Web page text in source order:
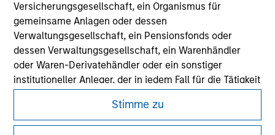
Versicherungsgesellschaft, ein Organismus für
gemeinsame Anlagen oder dessen
Verwaltungsgesellschaft, ein Pensionsfonds oder
dessen Verwaltungsgesellschaft, ein Warenhändler
oder Waren-Derivatehändler oder ein sonstiger
institutioneller Anleger, der in jedem Fall für die Tätigkeit
beaufsichtigt werden muss; b) ein Großunternehmen,
das mindestens zwei der folgenden
Stimme zu